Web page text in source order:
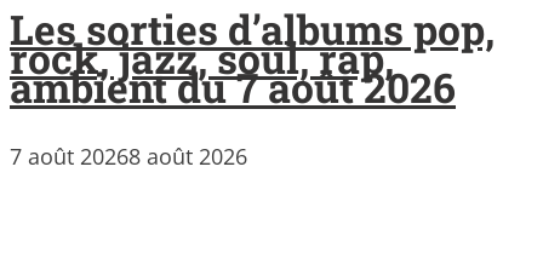
Les sorties d’albums pop,
rock, jazz, soul, rap,
ambient du 7 août 2026
7 août 20268 août 2026